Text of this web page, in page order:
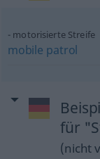
motorisierte Streife
mobile patrol
für
(nicht